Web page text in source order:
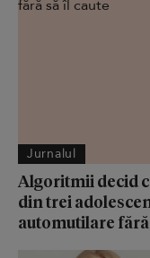
Jurnalul
Algoritmii decid
din trei
automutilare fără